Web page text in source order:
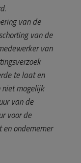
van de
van de
van
te laat en
mogelijk
van de
voor de
ondernemer